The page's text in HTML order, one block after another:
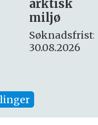
Søknadsfrist:
16. august.